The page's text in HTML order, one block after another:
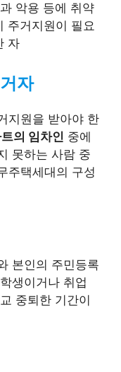
악용 등에 취약
주거지원이 필요
자
자
지원을 받아야 한
의 임차인 중에
못하는 사람 중
주택세대의 구성
본인의 주민등록
생이거나 취업
중퇴한 기간이